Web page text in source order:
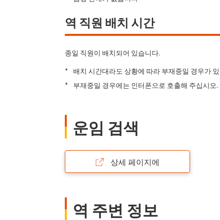
역 직원 배치 시간
종일 직원이 배치되어 있습니다.
* 배치 시간대라도 상황에 따라 부재중일 경우가
* 부재중일 경우에는 인터폰으로 호출해 주십시오.
운임 검색
상세 페이지에
역 주변 정보